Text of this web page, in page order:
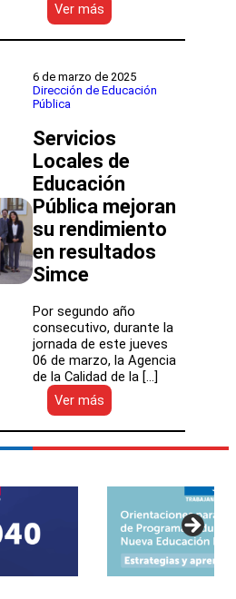
Ver más
La
Agencia
la
Calidad
obtenidos
por
los
Servicios
Locales
los
resultados
6 de marzo de 2025
Dirección de Educación
Pública
Servicios
Locales de
Educación
Pública mejoran
su rendimiento
en resultados
Simce
Por segundo año
consecutivo, durante la
jornada de este jueves
06 de marzo, la Agencia
de la Calidad de la […]
Ver más
Servicios
Locales
de
rendimiento
resultados
Simce